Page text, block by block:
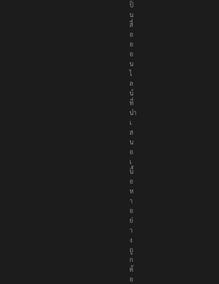
เ
ป็
น
สื่
อ
อ
อ
น
ไ
ล
น์
ที่
นำ
เ
ส
น
อ
เ
นื้
อ
ห
า
อ
ย่
า
ง
ถู
ก
ต้